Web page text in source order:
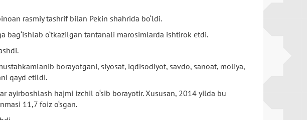
rasmiy tashrif bilan Pekin shahrida bo‘ldi.
o‘tkazilgan tantanali marosimlarda ishtirok etdi.
borayotgani, siyosat, iqdisodiyot, savdo, sanoat, moliya,
qayd etildi.
ayirboshlash hajmi izchil o‘sib borayotir. Xususan, 2014 yilda bu
11,7 foiz o‘sgan.